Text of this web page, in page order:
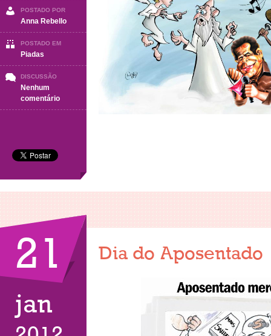
POSTADO POR
Anna Rebello
POSTADO EM
Piadas
DISCUSSÃO
Nenhum
comentárioem
Piadas
21
jan
Dia do Aposentado